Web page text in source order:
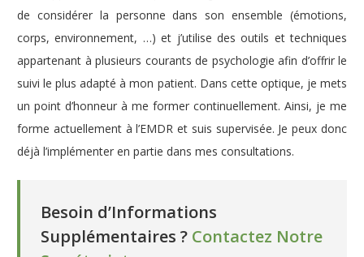
de considérer la personne dans son ensemble (émotions,
corps, environnement, …) et j’utilise des outils et techniques
appartenant à plusieurs courants de psychologie afin d’offrir le
suivi le plus adapté à mon patient. Dans cette optique, je mets
un point d’honneur à me former continuellement. Ainsi, je me
forme actuellement à l’EMDR et suis supervisée. Je peux donc
déjà l’implémenter en partie dans mes consultations.
Besoin d’Informations
Supplémentaires ? Contactez Notre